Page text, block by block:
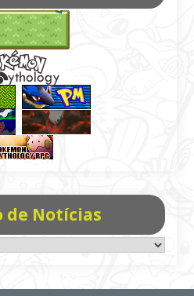
de Notícias